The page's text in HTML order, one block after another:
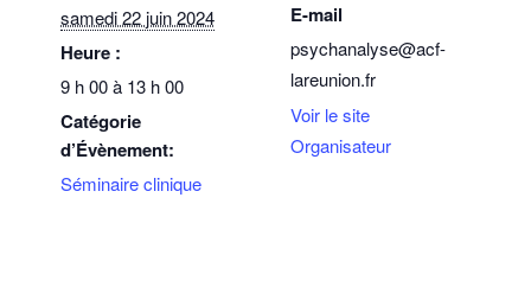
samedi 22 juin 2024
Heure :
9 h 00 à 13 h 00
Catégorie
d’Évènement:
Séminaire clinique
E-mail
psychanalyse@acf-
lareunion.fr
Voir le site
Organisateur